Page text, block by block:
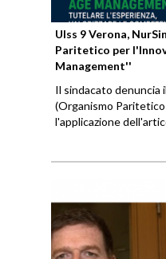
Ulss 9 Verona,
Paritetico per
Management''
Il sindacato denuncia
(Organismo
l'applicazione